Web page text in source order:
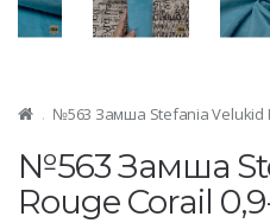
№563 Замша Stefania Velukid
№563 Замша
Rouge Corail